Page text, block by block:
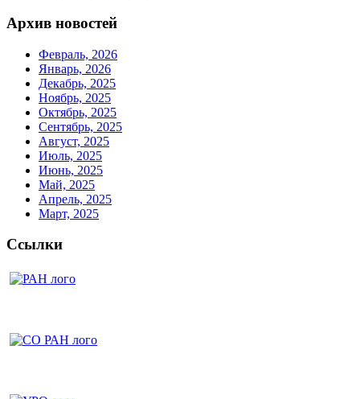
Архив новостей
Февраль, 2026
Январь, 2026
Декабрь, 2025
Ноябрь, 2025
Октябрь, 2025
Сентябрь, 2025
Август, 2025
Июль, 2025
Июнь, 2025
Май, 2025
Апрель, 2025
Март, 2025
Ссылки